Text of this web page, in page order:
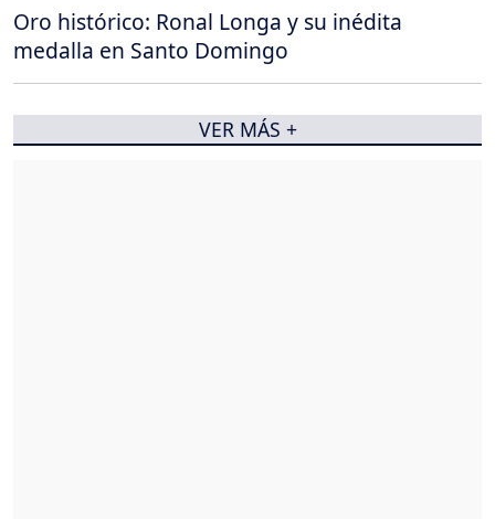
Oro histórico: Ronal Longa y su inédita
medalla en Santo Domingo
VER MÁS +